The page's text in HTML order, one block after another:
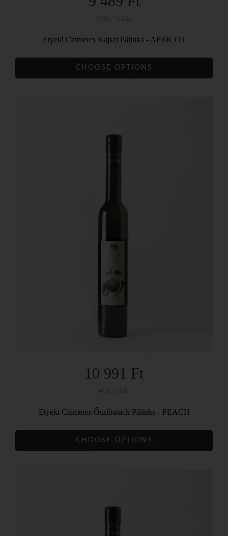
Etyeki Czimeres Kajszi Pálinka - APRICOT
CHOOSE OPTIONS
10 991 Ft
Etyeki Czimeres Őszibarack Pálinka - PEACH
CHOOSE OPTIONS